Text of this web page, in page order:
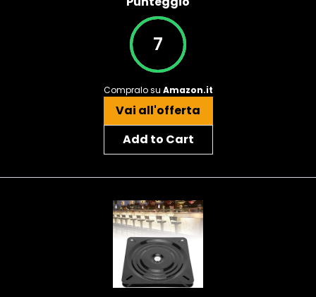
7
Compralo su Amazon.it
Vai all'offerta
Add to Cart